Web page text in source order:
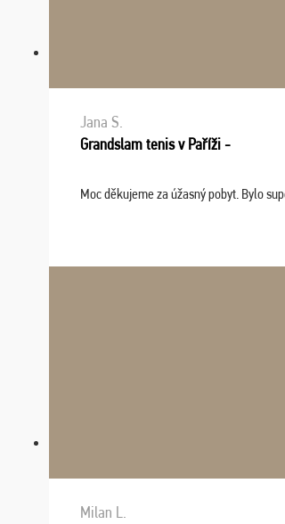
Jana S.
Grandslam tenis v Paříži -
Moc děkujeme za úžasný pobyt. Bylo
Milan L.